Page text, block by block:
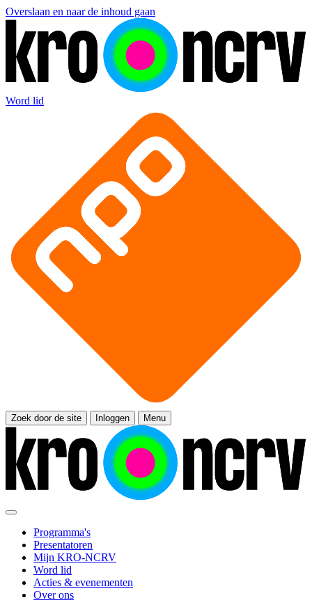
Overslaan en naar de inhoud gaan
Word lid
Zoek door de site Inloggen Menu
Programma's
Presentatoren
Mijn KRO-NCRV
Word lid
Acties & evenementen
Over ons